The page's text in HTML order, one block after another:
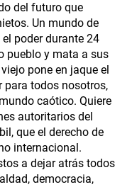
del futuro que
Un mundo de
poder durante 24
pueblo y mata a sus
pone en jaque el
para todos nosotros,
caótico. Quiere
autoritarios del
que el derecho de
internacional.
a dejar atrás todos
democracia,